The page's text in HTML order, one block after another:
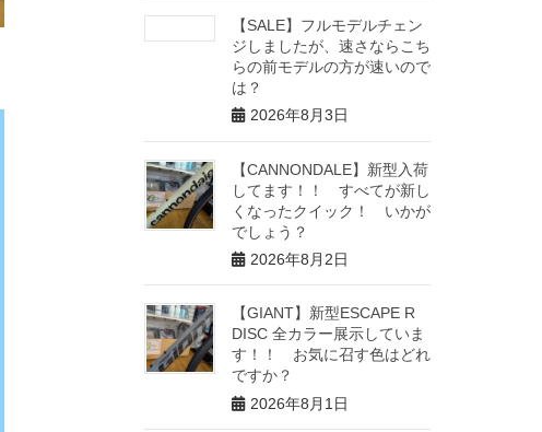
【SALE】フルモデルチェン
ジしましたが、速さならこち
らの前モデルの方が速いので
は？
2026年8月3日
【CANNONDALE】新型入荷
してます！！ すべてが新し
くなったクイック！ いかが
でしょう？
2026年8月2日
【GIANT】新型ESCAPE R
DISC 全カラー展示していま
す！！ お気に召す色はどれ
ですか？
2026年8月1日